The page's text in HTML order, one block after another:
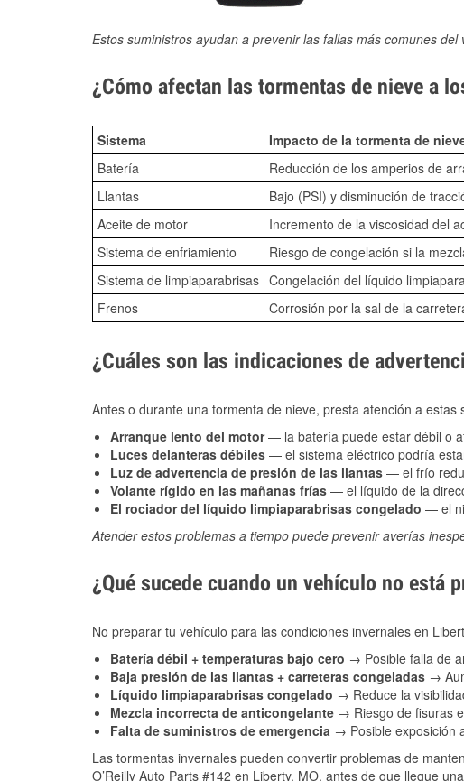
Estos suministros ayudan a prevenir las fallas más comunes
¿Cómo afectan las tormentas de nieve a
Sistema Impacto de la tormenta de
Batería
Reducción de los amperios de
Llantas
Bajo (PSI) y disminución de
Aceite de motor
Incremento de la viscosidad del
Sistema de enfriamiento
Riesgo de congelación si la
Sistema de limpiaparabrisas Congelación del líquido
Frenos
Corrosión por la sal de la
¿Cuáles son las indicaciones de
Antes o durante una tormenta de nieve, presta atención a
Arranque lento del motor— la batería puede estar débil o
Luces delanteras débiles — el sistema eléctrico podría
Luz de advertencia de presión de las llantas — el frío
Volante rígido en las mañanas frías — el líquido de la
El rociador del líquido limpiaparabrisas congelado — el
Atender estos problemas a tiempo puede prevenir averías
¿Qué sucede cuando un vehículo no está
No preparar tu vehículo para las condiciones invernales en
Batería débil + temperaturas bajo cero → Posible falla de
Baja presión de las llantas + carreteras congeladas →
Líquido limpiaparabrisas congelado → Reduce la
Mezcla incorrecta de anticongelante → Riesgo de fisuras
Falta de suministros de emergencia → Posible exposición
Las tormentas invernales pueden convertir problemas de
O’Reilly Auto Parts #142 en Liberty, MO, antes de que llegue